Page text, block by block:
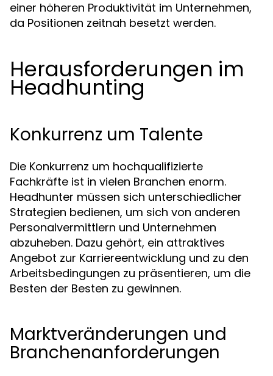
einer höheren Produktivität im Unternehmen,
da Positionen zeitnah besetzt werden.
Herausforderungen im
Headhunting
Konkurrenz um Talente
Die Konkurrenz um hochqualifizierte
Fachkräfte ist in vielen Branchen enorm.
Headhunter müssen sich unterschiedlicher
Strategien bedienen, um sich von anderen
Personalvermittlern und Unternehmen
abzuheben. Dazu gehört, ein attraktives
Angebot zur Karriereentwicklung und zu den
Arbeitsbedingungen zu präsentieren, um die
Besten der Besten zu gewinnen.
Marktveränderungen und
Branchenanforderungen